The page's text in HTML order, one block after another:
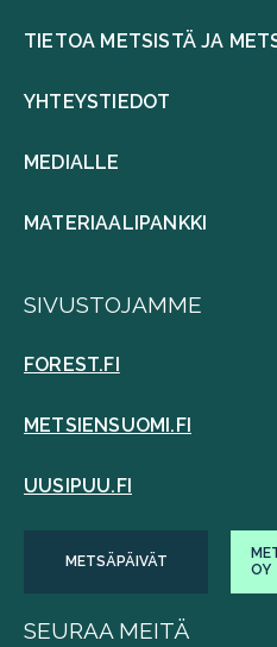
TIETOA METSISTÄ JA
YHTEYSTIEDOT
MEDIALLE
MATERIAALIPANKKI
SIVUSTOJAMME
FOREST.FI
METSIENSUOMI.FI
UUSIPUU.FI
METSÄPÄIVÄT
OY
SEURAA MEITÄ